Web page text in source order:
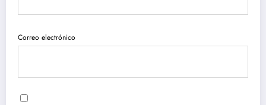
Correo electrónico